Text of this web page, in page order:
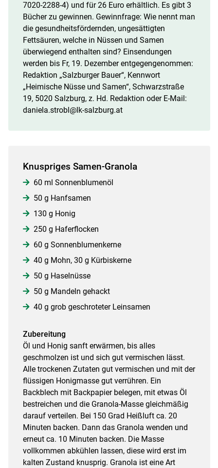
7020-2288-4) und für 26 Euro erhältlich. Es gibt 3
Bücher zu gewinnen. Gewinnfrage: Wie nennt man
die gesundheitsfördernden, ungesättigten
Fettsäuren, welche in Nüssen und Samen
überwiegend enthalten sind? Einsendungen
werden bis Fr, 19. Dezember entgegengenommen:
Redaktion „Salzburger Bauer“, Kennwort
„Heimische Nüsse und Samen“, Schwarzstraße
19, 5020 Salzburg, z. Hd. Redaktion oder E-Mail:
daniela.strobl@lk-salzburg.at
Knuspriges Samen-Granola
60 ml Sonnenblumenöl
50 g Hanfsamen
130 g Honig
250 g Haferflocken
60 g Sonnenblumenkerne
40 g Mohn, 30 g Kürbiskerne
50 g Haselnüsse
50 g Mandeln gehackt
40 g grob geschroteter Leinsamen
Zubereitung
Öl und Honig sanft erwärmen, bis alles
geschmolzen ist und sich gut vermischen lässt.
Alle trockenen Zutaten gut vermischen und mit der
flüssigen Honigmasse gut verrühren. Ein
Backblech mit Backpapier belegen, mit etwas Öl
bestreichen und die Granola-Masse gleichmäßig
darauf verteilen. Bei 150 Grad Heißluft ca. 20
Minuten backen. Dann das Granola wenden und
erneut ca. 10 Minuten backen. Die Masse
vollkommen abkühlen lassen, diese wird erst im
kalten Zustand knusprig. Granola ist eine Art